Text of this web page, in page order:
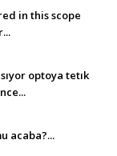
in this scope
optoya tetık
acaba?...